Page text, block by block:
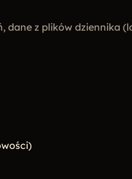
dane z plików dziennika